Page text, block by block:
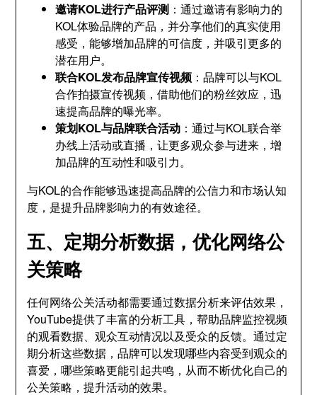
邀请KOL进行产品评测 ：通过邀请有影响力的
KOL体验品牌的产品，并分享他们的真实使用
感受，能够增加品牌的可信度，并吸引更多的
潜在用户。
联合KOL发布品牌宣传视频 ：品牌可以与KOL
合作拍摄宣传视频，借助他们的粉丝效应，迅
速提高品牌的曝光率。
策划KOL与品牌联合活动 ：通过与KOL联合举
办线上活动或直播，让更多观众参与进来，增
加品牌的互动性和吸引力。
与KOL的合作能够迅速提高品牌的公信力和市场认知
度，是提升品牌影响力的有效途径。
五、定期分析数据，优化网络公
关策略
任何网络公关活动都需要通过数据分析来评估效果，
YouTube提供了丰富的分析工具，帮助品牌监控视频
的观看数据、观众互动情况以及受众的反馈。通过定
期分析这些数据，品牌可以发现哪些内容受到观众的
喜爱，哪些策略更能引起共鸣，从而不断优化自己的
公关策略，提升活动的效果。